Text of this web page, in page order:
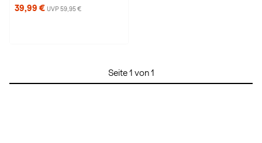
39,99 € UVP 59,95 €
Seite 1 von 1